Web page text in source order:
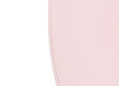
Подробнее
об оплате